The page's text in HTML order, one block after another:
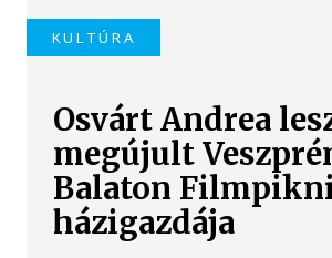
KULTÚRA
Osvárt Andrea
megújult
Balaton
házigazdája